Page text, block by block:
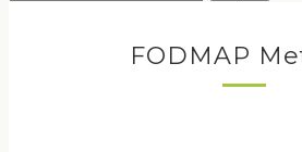
FODMAP